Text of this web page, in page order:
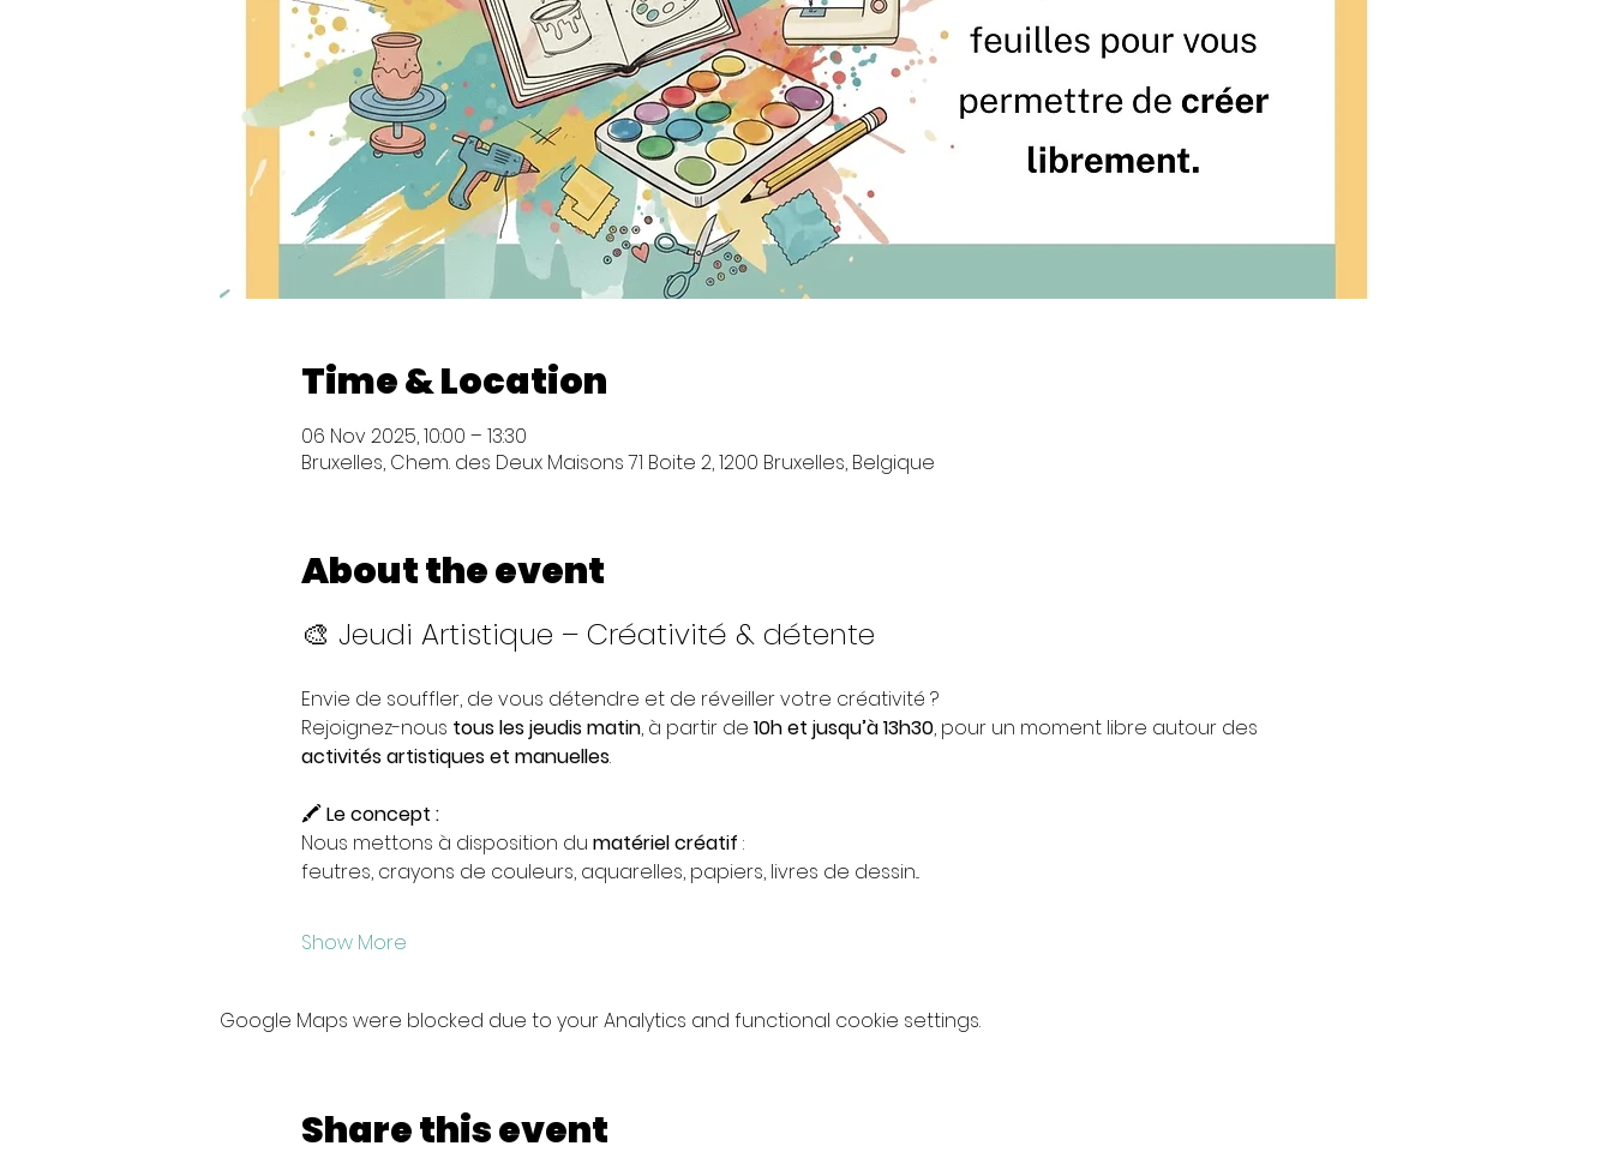
Time & Location
06 Nov 2025, 10:00 – 13:30
Bruxelles, Chem. des Deux Maisons 71 Boite 2, 1200 Bruxelles, Belgique
About the event
🎨 Jeudi Artistique – Créativité & détente
Envie de souffler, de vous détendre et de réveiller votre créativité ?
Rejoignez-nous tous les jeudis matin, à partir de 10h et jusqu’à 13h30, pour un moment libre autour des
activités artistiques et manuelles.
🖍️ Le concept :
Nous mettons à disposition du matériel créatif :
feutres, crayons de couleurs, aquarelles, papiers, livres de dessin...
Show More
Google Maps were blocked due to your Analytics and functional cookie settings.
Share this event